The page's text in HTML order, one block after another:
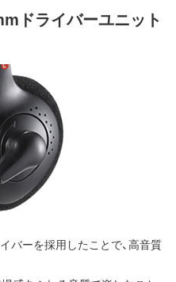
ドライバーユニット
バーを採用したことで、高音質